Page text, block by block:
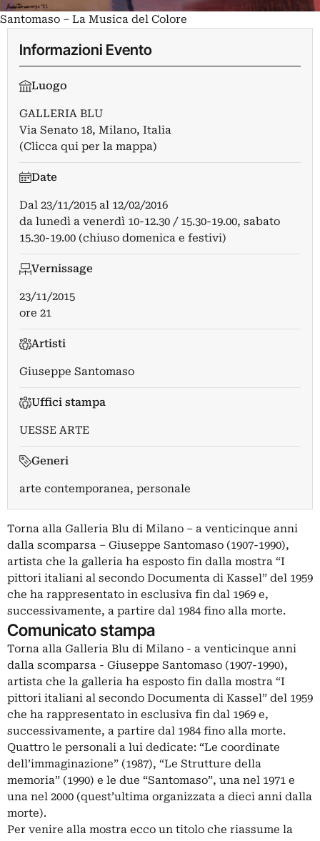
Santomaso – La Musica del Colore
Informazioni Evento
Luogo
GALLERIA BLU
Via Senato 18, Milano, Italia
(Clicca qui per la mappa)
Date
Dal 23/11/2015 al 12/02/2016
da lunedì a venerdì 10-12.30 / 15.30-19.00, sabato
15.30-19.00 (chiuso domenica e festivi)
Vernissage
23/11/2015
ore 21
Artisti
Giuseppe Santomaso
Uffici stampa
UESSE ARTE
Generi
arte contemporanea, personale
Torna alla Galleria Blu di Milano – a venticinque anni
dalla scomparsa – Giuseppe Santomaso (1907-1990),
artista che la galleria ha esposto fin dalla mostra “I
pittori italiani al secondo Documenta di Kassel” del 1959
che ha rappresentato in esclusiva fin dal 1969 e,
successivamente, a partire dal 1984 fino alla morte.
Comunicato stampa
Torna alla Galleria Blu di Milano - a venticinque anni
dalla scomparsa - Giuseppe Santomaso (1907-1990),
artista che la galleria ha esposto fin dalla mostra “I
pittori italiani al secondo Documenta di Kassel” del 1959
che ha rappresentato in esclusiva fin dal 1969 e,
successivamente, a partire dal 1984 fino alla morte.
Quattro le personali a lui dedicate: “Le coordinate
dell’immaginazione” (1987), “Le Strutture della
memoria” (1990) e le due “Santomaso”, una nel 1971 e
una nel 2000 (quest’ultima organizzata a dieci anni dalla
morte).
Per venire alla mostra ecco un titolo che riassume la